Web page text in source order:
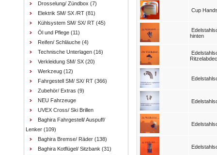
Drosselung/ Zündbox (7)
Elektrik SM/ SX /RT (81)
Kühlsystem SM/ SX/ RT (45)
Öl und Pflege (11)
Reifen/ Schläuche (4)
Technische Unterlagen (16)
Verkleidung SM/ SX (20)
Werkzeug (12)
Fahrgestell SM/ SX/ RT (366)
Zubehör/ Extras (9)
NEU Fahrzeuge
UVEX Cross/ Ski Brillen
Baghira Fahrgestell/ Auspuff/
Lenker (109)
Baghira Bremse/ Räder (138)
Baghira Kotflügel/ Sitzbank (31)
Cup
hinten